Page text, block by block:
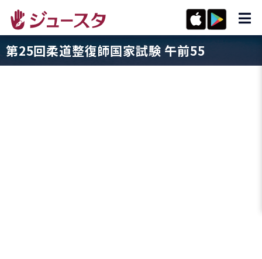
第25回柔道整復師国家試験 午前55